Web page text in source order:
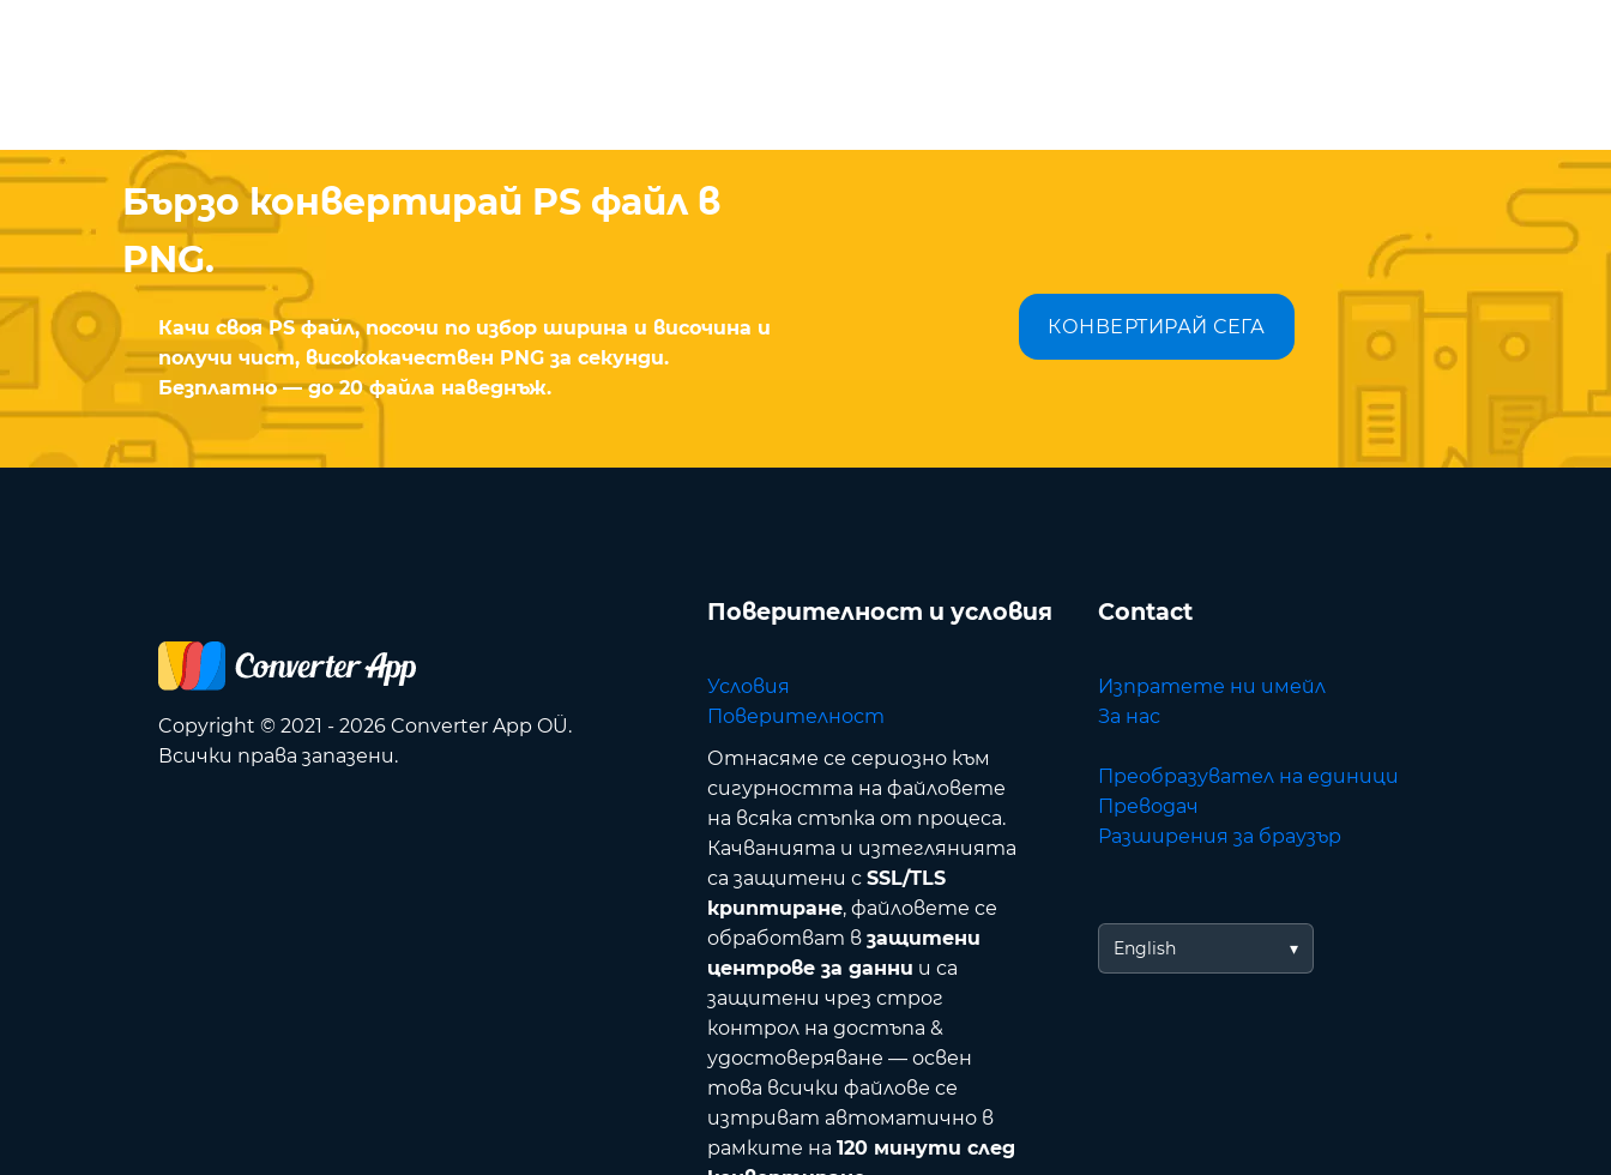
Бързо конвертирай PS файл в
PNG.
Качи своя PS файл, посочи по избор ширина и височина и
получи чист, висококачествен PNG за секунди.
Безплатно — до 20 файла наведнъж.
КОНВЕРТИРАЙ СЕГА
Copyright © 2021 - 2026 Converter App OÜ.
Всички права запазени.
Поверителност и условия
Условия
Поверителност
Отнасяме се сериозно към
сигурността на файловете
на всяка стъпка от процеса.
Качванията и изтеглянията
са защитени с SSL/TLS
криптиране, файловете се
обработват в защитени
центрове за данни и са
защитени чрез строг
контрол на достъпа &
удостоверяване — освен
това всички файлове се
изтриват автоматично в
рамките на 120 минути след
Contact
Изпратете ни имейл
За нас
Преобразувател на единици
Преводач
Разширения за браузър
English